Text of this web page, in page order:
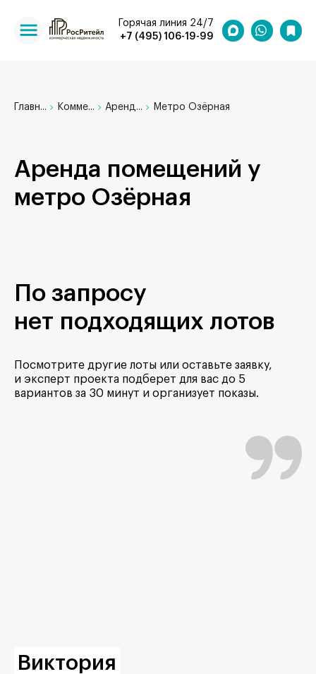
+7 (495) 106-19-99
Горячая линия 24/7
Главн... Комме... Аренд... Метро Озёрная
Аренда помещений у
метро Озёрная
По запросу
нет подходящих лотов
Посмотрите другие лоты или оставьте заявку,
и эксперт проекта подберет для вас до 5
вариантов за 30 минут и организует показы.
Виктория